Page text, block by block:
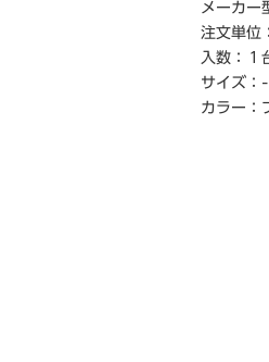
● 付属品
● 機能／
の変更可
● 保証期
● チルト
メーカー
注文単位
入数：
１
サイズ： -
カラー：